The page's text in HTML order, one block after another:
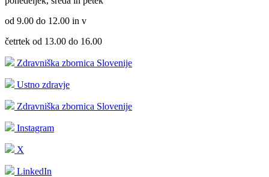
od 9.00 do 12.00 in v
četrtek od 13.00 do 16.00
Zdravniška zbornica Slovenije
Ustno zdravje
Zdravniška zbornica Slovenije
Instagram
X
LinkedIn